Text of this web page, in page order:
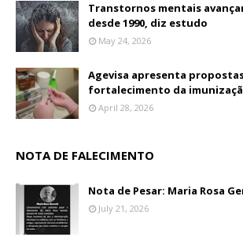
Transtornos mentais
desde 1990, diz estudo
May 24, 2026
Agevisa apresenta
fortalecimento da
April 28, 2026
NOTA DE FALECIMENTO
Nota de Pesar: Maria Rosa
July 21, 2026